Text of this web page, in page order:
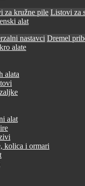
za kružne pile Listovi za
alat
nastavci Dremel
alate
alata
alat
kolica i ormari